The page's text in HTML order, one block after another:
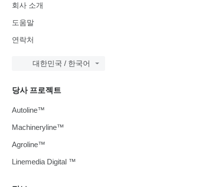
회사 소개
도움말
연락처
대한민국 / 한국어
당사 프로젝트
Autoline™
Machineryline™
Agroline™
Linemedia Digital ™